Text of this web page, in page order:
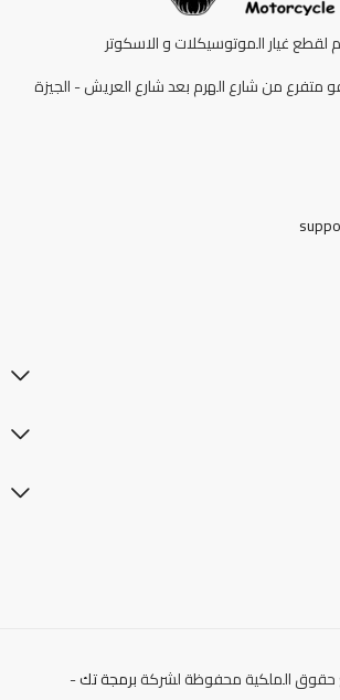
غيار الموتوسيكلات و الاسكوتر
متفرع من شارع الهرم بعد شارع العريش - الجيزة
برمجة تك-